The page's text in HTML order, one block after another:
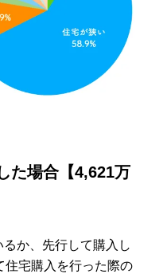
た場合【4,621万
か、先行して購入し
住宅購入を行った際の